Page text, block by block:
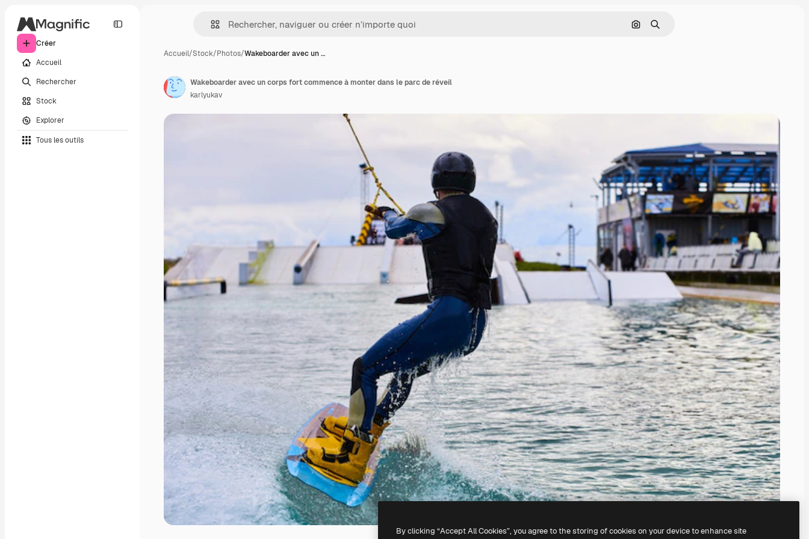
Créer
Accueil
Rechercher
Stock
Explorer
Tous les outils
Rechercher par image
Rechercher
Accueil/Stock/Photos/Wakeboarder avec un …
Wakeboarder avec un corps fort commence à monter dans le parc de réveil
karlyukav
By clicking “Accept All Cookies”, you agree to the storing of cookies on your device to enhance site